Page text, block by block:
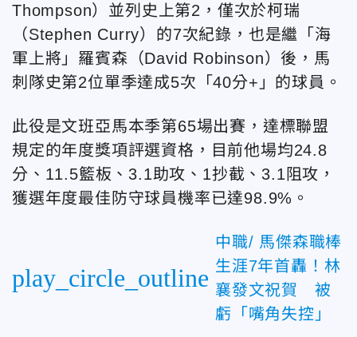
Thompson）並列史上第2，僅次於柯瑞
（Stephen Curry）的7次紀錄，也是繼「海
軍上將」羅賓森（David Robinson）後，馬
刺隊史第2位單季達成5次「40分+」的球員。
此役是文班亞馬本季第65場出賽，達標聯盟
規定的年度獎項評選資格，目前他場均24.8
分、11.5籃板、3.1助攻、1抄截、3.1阻攻，
獲選年度最佳防守球員機率已達98.9%。
play_circle_outline
中職/ 馬傑森職棒
生涯7年首轟！林
襄發文祝賀 被
虧「嘴角失控」